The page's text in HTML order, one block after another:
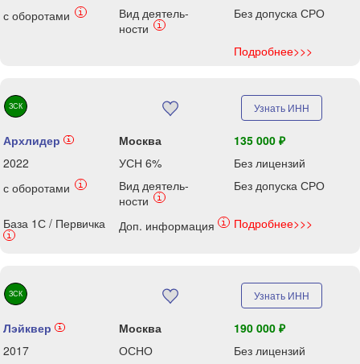
с оборотами
i
Вид деятель-
ности
i
Без допуска СРО
Подробнее>>>
ЗСК Узнать ИНН
Архлидер i Москва
135 000 ₽
2022
УСН 6%
Без лицензий
с оборотами
i
Вид деятель-
ности
i
Без допуска СРО
База 1С / Первичка
i
Доп. информация i Подробнее>>>
ЗСК Узнать ИНН
Лэйквер i Москва
190 000 ₽
2017
ОСНО
Без лицензий